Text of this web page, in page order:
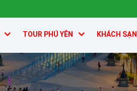
TOUR PHÚ YÊN KHÁCH SẠN